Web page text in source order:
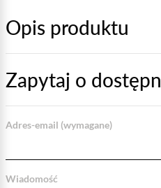
Opis produktu
Zapytaj o
Adres-email (wymagane)
Wiadomość